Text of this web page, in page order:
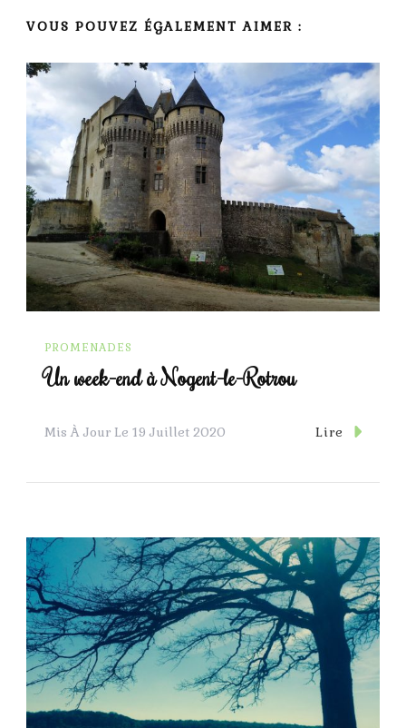
VOUS POUVEZ ÉGALEMENT AIMER :
PROMENADES
Un week-end à Nogent-le-Rotrou
Mis À Jour Le 19 Juillet 2020 Lire